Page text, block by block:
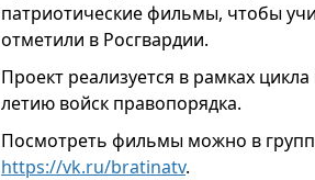
патриотические фильмы, чтобы
отметили в Росгвардии.
Проект реализуется в рамках
летию войск правопорядка.
Посмотреть фильмы можно в
https://vk.ru/bratinatv.